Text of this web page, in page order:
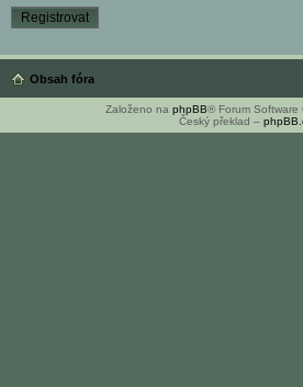
Registrovat
Obsah fóra
Založeno na phpBB® Forum Software
Český překlad –